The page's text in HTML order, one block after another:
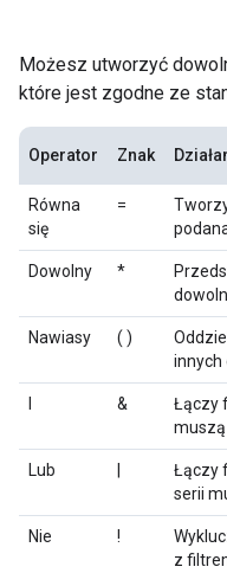
Możesz utworzyć
które jest zgodne ze
Operator Znak
Równa
się
=
Dowolny *
Nawiasy ( )
innych
&
Łączy
muszą
Lub
Łączy
serii
Nie !
z